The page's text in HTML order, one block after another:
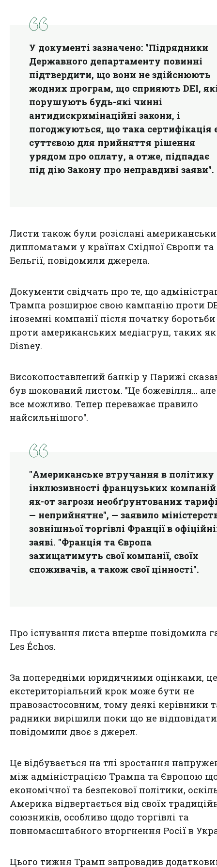
У документі зазначено: "Підрядники
Державного департаменту повинні
підтвердити, що вони не здійснюють
жодних програм, що сприяють DEI,
порушують будь-які чинні
антидискримінаційні закони, і
погоджуються, що така сертифікація
суттєвою для прийняття рішення
урядом про оплату, а отже, підпадає
під дію Закону про неправдиві заяви".
Листи також були розіслані
дипломатами у країнах Східної Європи та
Бельгії, повідомили джерела.
Документи свідчать про те, що
Трампа розширює свою кампанію проти
іноземні компанії після початку боротьби
проти американських медіагруп, таких як
Disney.
Високопоставлений банкір у Парижі
був шокований листом. "Це божевілля... але
все можливо. Тепер переважає правило
найсильнішого".
"Американське втручання в політику
інклюзивності французьких
як-от загрози необґрунтованих
— неприйнятне", — заявило
зовнішньої торгівлі Франції в
заяві. "Франція та Європа
захищатимуть свої компанії, своїх
споживачів, а також свої цінності".
Про існування листа вперше повідомила
Les Échos.
За попередніми юридичними оцінками,
екстериторіальний крок може бути не
правозастосовним, тому деякі керівники
радники вирішили поки що не
повідомили двоє з джерел.
Це відбувається на тлі зростання
між адміністрацією Трампа та Європою
економічної та безпекової політики,
Америка відвертається від своїх
союзників, особливо щодо торгівлі та
повномасштабного вторгнення Росії в
Цього тижня Трамп запровадив